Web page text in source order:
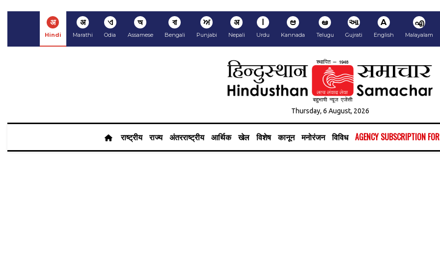
अ
Hindi
अ
Marathi
ଏ
Odia
অ
Assamese
বা
Bengali
ਅ
Punjabi
अ
Nepali
ا
Urdu
ಆ
Kannada
ఆ
Telugu
આ
Gujrati
A
English
എ
Malayalam
Thursday, 6 August, 2026
राष्ट्रीय राज्य अंतरराष्ट्रीय आर्थिक खेल विशेष कानून मनोरंजन विविध AGENCY SUBSCRIPTION